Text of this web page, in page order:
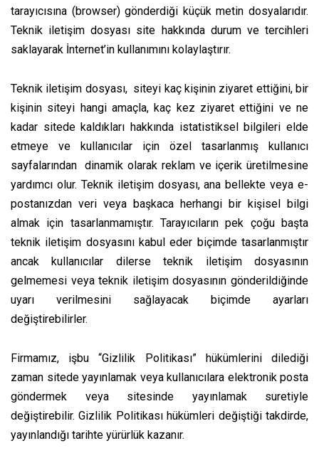
tarayıcısına (browser) gönderdiği küçük metin dosyalarıdır.
Teknik iletişim dosyası site hakkında durum ve tercihleri
saklayarak İnternet’in kullanımını kolaylaştırır.
Teknik iletişim dosyası, siteyi kaç kişinin ziyaret ettiğini, bir
kişinin siteyi hangi amaçla, kaç kez ziyaret ettiğini ve ne
kadar sitede kaldıkları hakkında istatistiksel bilgileri elde
etmeye ve kullanıcılar için özel tasarlanmış kullanıcı
sayfalarından dinamik olarak reklam ve içerik üretilmesine
yardımcı olur. Teknik iletişim dosyası, ana bellekte veya e-
postanızdan veri veya başkaca herhangi bir kişisel bilgi
almak için tasarlanmamıştır. Tarayıcıların pek çoğu başta
teknik iletişim dosyasını kabul eder biçimde tasarlanmıştır
ancak kullanıcılar dilerse teknik iletişim dosyasının
gelmemesi veya teknik iletişim dosyasının gönderildiğinde
uyarı verilmesini sağlayacak biçimde ayarları
değiştirebilirler.
Firmamız, işbu “Gizlilik Politikası” hükümlerini dilediği
zaman sitede yayınlamak veya kullanıcılara elektronik posta
göndermek veya sitesinde yayınlamak suretiyle
değiştirebilir. Gizlilik Politikası hükümleri değiştiği takdirde,
yayınlandığı tarihte yürürlük kazanır.